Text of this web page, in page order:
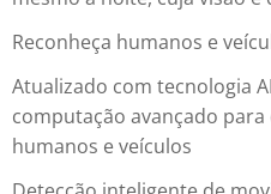
Reconheça humanos e
Atualizado com tecnologia
computação avançado
humanos e veículos